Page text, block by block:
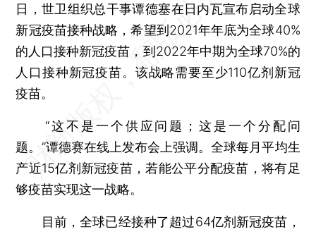
日，世卫组织总干事谭德塞在日内瓦宣布启动全球
新冠疫苗接种战略，希望到2021年年底为全球40%
的人口接种新冠疫苗，到2022年中期为全球70%的
人口接种新冠疫苗。该战略需要至少110亿剂新冠
疫苗。
“这不是一个供应问题；这是一个分配问
题。”谭德赛在线上发布会上强调。全球每月平均生
产近15亿剂新冠疫苗，若能公平分配疫苗，将有足
够疫苗实现这一战略。
目前，全球已经接种了超过64亿剂新冠疫苗，